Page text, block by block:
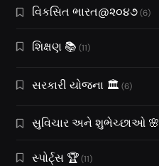
વિકસિત ભારત@૨૦૪૭(6)
શિક્ષણ 📚 (11)
સરકારી યોજના 🏛️ (6)
સુવિચાર અને શુભેચ્છાઓ 🌸
સ્પોર્ટ્સ 🏆(11)